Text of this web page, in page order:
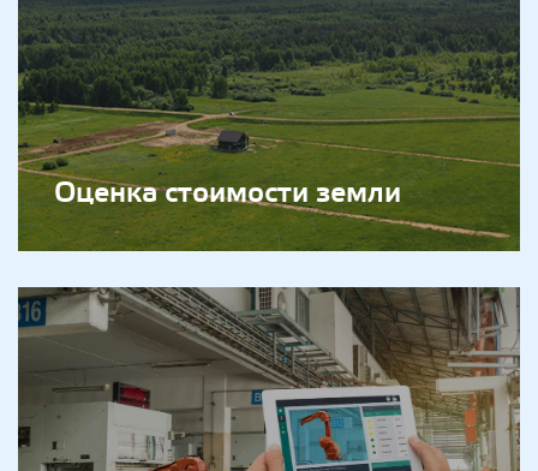
Оценка стоимости земли